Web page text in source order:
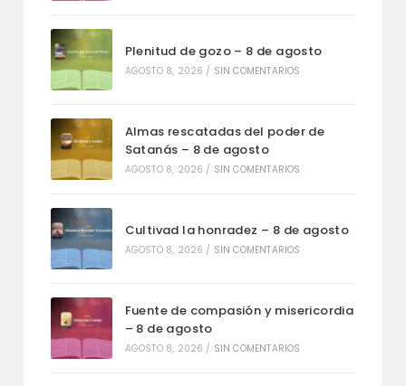
Plenitud de gozo – 8 de agosto
AGOSTO 8, 2026 / SIN COMENTARIOS
Almas rescatadas del poder de
Satanás – 8 de agosto
AGOSTO 8, 2026 / SIN COMENTARIOS
Cultivad la honradez – 8 de agosto
AGOSTO 8, 2026 / SIN COMENTARIOS
Fuente de compasión y misericordia
– 8 de agosto
AGOSTO 8, 2026 / SIN COMENTARIOS